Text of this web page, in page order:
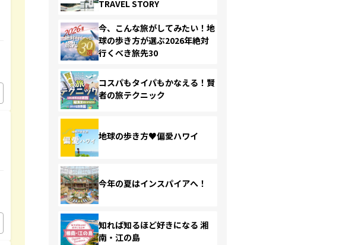
TRAVEL STORY
今、こんな旅がしてみたい！地
球の歩き方が選ぶ2026年絶対
行くべき旅先30
コスパもタイパもかなえる！賢
者の旅テクニック
地球の歩き方♥偏愛ハワイ
今年の夏はインスパイアへ！
知れば知るほど好きになる 湘
南・江の島